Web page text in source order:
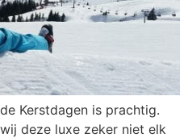
Kerstdagen is prachtig.
deze luxe zeker niet elk